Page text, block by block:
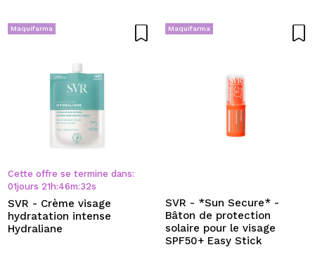
Maquifarma
Cette offre se termine dans:
01jours 21 h:46m:32s
SVR - Crème visage
hydratation intense
Hydraliane
Maquifarma
SVR - *Sun Secure* -
Bâton de protection
solaire pour le visage
SPF50+ Easy Stick